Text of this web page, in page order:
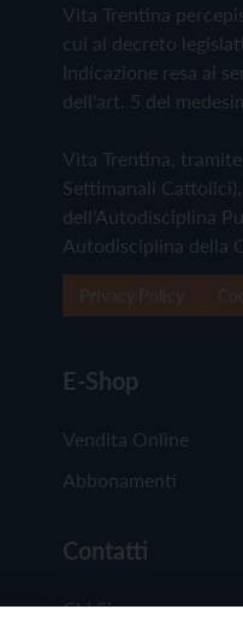
Vita Trentina
cui al decreto
Indicazione resa ai
dell'art. 5 del
Vita Trentina,
Settimanali
dell'Autodisciplina
Autodisciplina della
E-Shop
Vendita Online
Abbonamenti
Contatti
Chi Siamo